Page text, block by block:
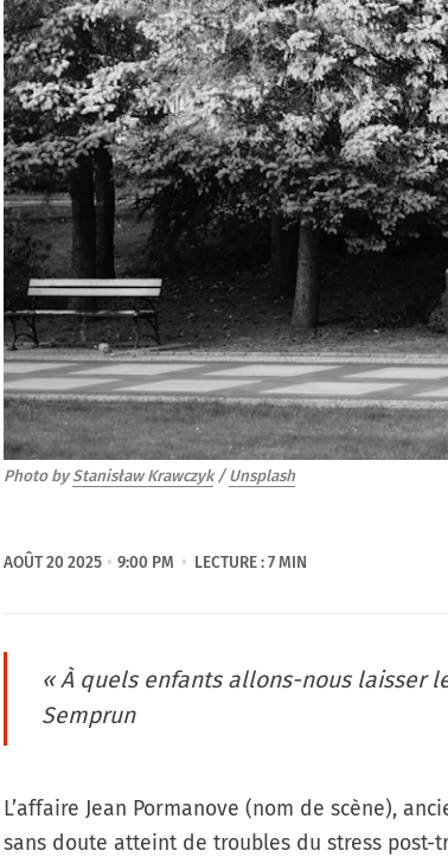
Photo by Stanisław Krawczyk / Unsplash
AOÛT 20 2025 9:00 PM LECTURE : 7 MIN
« À quels enfants allons-nous laisser
Semprun
L’affaire Jean Pormanove (nom de scène),
sans doute atteint de troubles du stress post-